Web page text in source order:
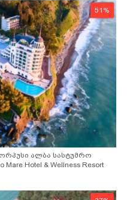
51%
ალბა სასტუმრო
Hotel & Wellness Resort